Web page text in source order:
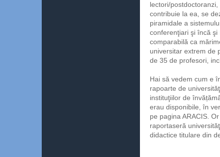
lectori/
contribuie la ea, se
piramidale a
conferenţiari şi încă
comparabilă ca
universitar extrem de
de 35 de profesori,
Hai să vedem cum e
rapoarte de
instituţiilor de
erau disponibile, în
pe pagina ARACIS.
raportaseră
didactice titulare din